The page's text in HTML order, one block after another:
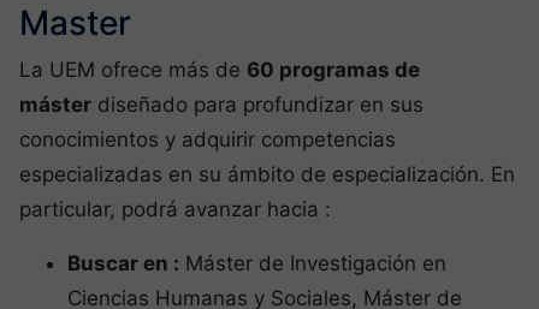
Master
La UEM ofrece más de 60 programas de
máster diseñado para profundizar en sus
conocimientos y adquirir competencias
especializadas en su ámbito de especialización. En
particular, podrá avanzar hacia :
Buscar en : Máster de Investigación en
Ciencias Humanas y Sociales, Máster de